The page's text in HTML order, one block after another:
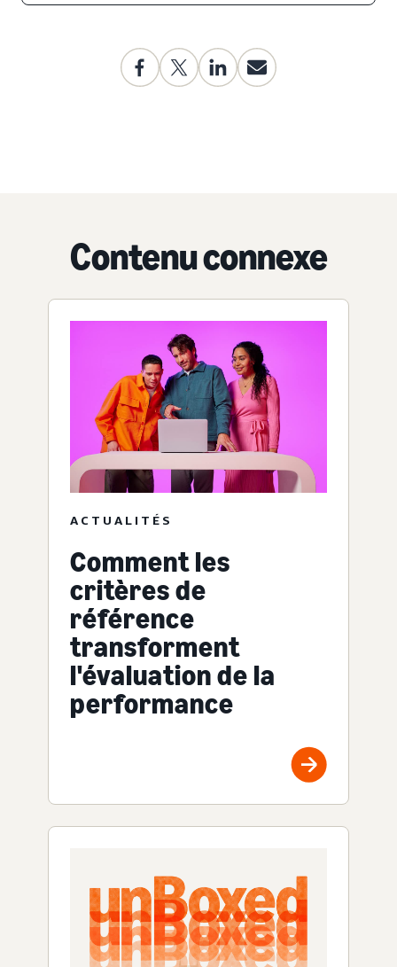
Contenu connexe
ACTUALITÉS
Comment les
critères de
référence
transforment
l'évaluation de la
performance